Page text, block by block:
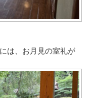
は、お月見の室礼が